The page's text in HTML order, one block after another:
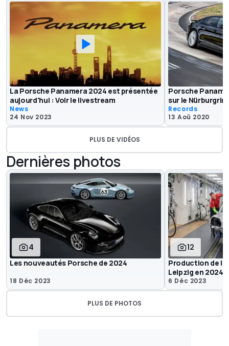
La Porsche Panamera 2024 est présentée
aujourd'hui : Voir le livestream
News
24 Nov 2023
Porsche
sur le
Records
13 Aoû 2020
PLUS DE VIDÉOS
Dernières photos
4
Les nouveautés Porsche de 2024
18 Déc 2023
12
Production de la
Leipzig en 2024
6 Déc 2023
PLUS DE PHOTOS